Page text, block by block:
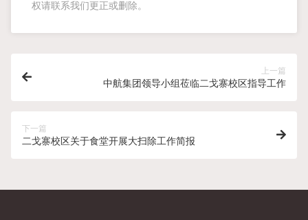
权请联系我们更正或删除。
上一篇
中航集团领导小组莅临二戈寨校区指导工作
下一篇
二戈寨校区关于食堂开展大扫除工作简报